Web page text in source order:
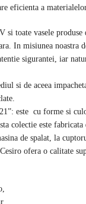
eficienta a
si toate vasele
In misiunea noastra
sigurantei, iar
si de aceea
este cu forme si
colectie este
de spalat, la
ofera o calitate